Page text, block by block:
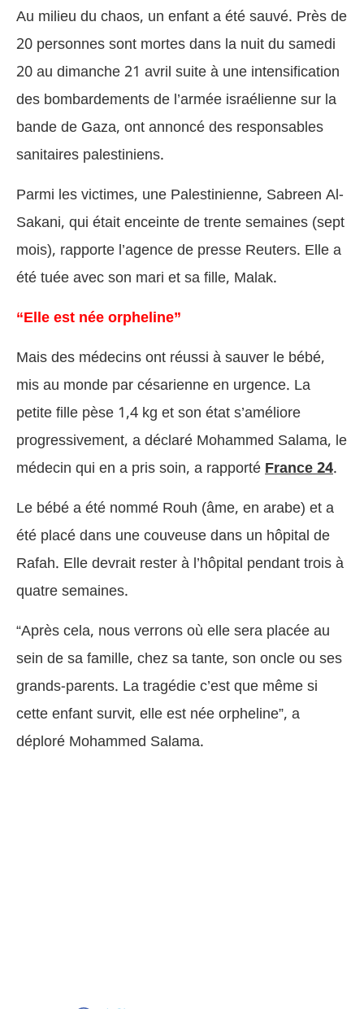
Au milieu du chaos, un enfant a été sauvé. Près de
20 personnes sont mortes dans la nuit du samedi
20 au dimanche 21 avril suite à une intensification
des bombardements de l’armée israélienne sur la
bande de Gaza, ont annoncé des responsables
sanitaires palestiniens.
Parmi les victimes, une Palestinienne, Sabreen Al-
Sakani, qui était enceinte de trente semaines (sept
mois), rapporte l’agence de presse Reuters. Elle a
été tuée avec son mari et sa fille, Malak.
“Elle est née orpheline”
Mais des médecins ont réussi à sauver le bébé,
mis au monde par césarienne en urgence. La
petite fille pèse 1,4 kg et son état s’améliore
progressivement, a déclaré Mohammed Salama, le
médecin qui en a pris soin, a rapportéFrance 24.
Le bébé a été nommé Rouh (âme, en arabe) et a
été placé dans une couveuse dans un hôpital de
Rafah. Elle devrait rester à l’hôpital pendant trois à
quatre semaines.
“Après cela, nous verrons où elle sera placée au
sein de sa famille, chez sa tante, son oncle ou ses
grands-parents. La tragédie c’est que même si
cette enfant survit, elle est née orpheline”, a
déploré Mohammed Salama.